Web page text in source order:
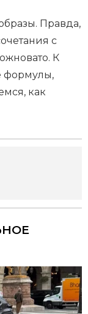
Правда,
с
К
формулы,
как